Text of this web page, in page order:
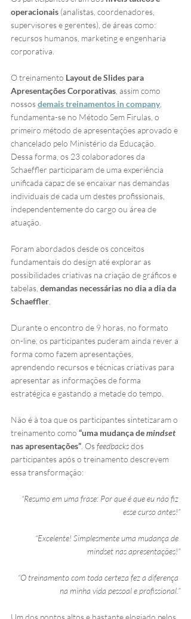
operacionais (analistas, coordenadores,
supervisores e gerentes), de áreas como:
recursos humanos, marketing e engenharia
corporativa.
O treinamento Layout de Slides para
Apresentações Corporativas , assim como
nossos demais treinamentos in company,
fundamenta-se no Método Sem Firulas, o
primeiro método de apresentações aprovado e
chancelado pelo Ministério da Educação.
Dessa forma, os 23 colaboradores da
Schaeffler participaram de uma experiência
unificada capaz de se encaixar nas demandas
individuais de cada um destes profissionais,
independentemente do cargo ou área de
atuação.
Foram abordados desde os conceitos
fundamentais do design até explorar as
possibilidades criativas na criação de gráficos e
tabelas, demandas necessárias no dia a dia da
Schaeffler
Durante o encontro de 9 horas, no formato
on-line, os participantes puderam ainda rever a
forma como fazem apresentações,
aprendendo recursos e técnicas criativas para
apresentar as informações de forma
estratégica e gastando a metade do tempo.
Não é à toa que os participantes sintetizaram o
treinamento como “uma mudança de mindset
nas apresentações” . Os feedbacks dos
participantes após o treinamento descrevem
essa transformação:
“Resumo em uma frase: Por que é que eu não fiz
esse curso antes!”
“Excelente! Simplesmente uma mudança de
mindset nas apresentações!”
“O treinamento com toda certeza fez a diferença
na minha vida pessoal e profissional.”
Um dos pontos altos e bastante elogiado pelos